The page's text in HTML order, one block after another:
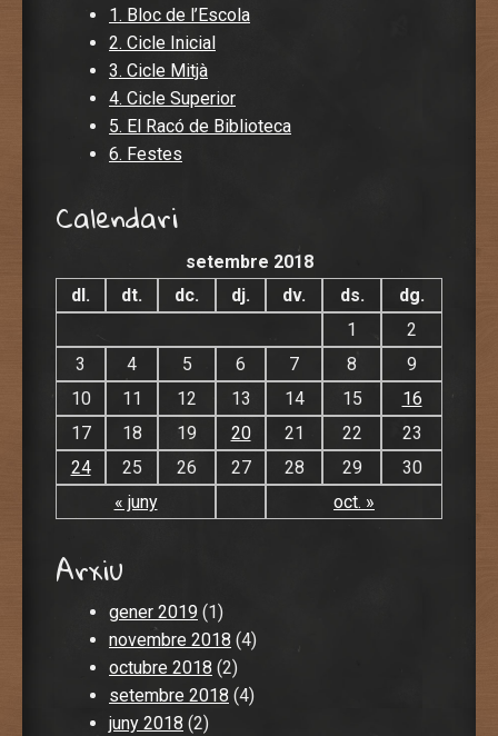
1. Bloc de l’Escola
2. Cicle Inicial
3. Cicle Mitjà
4. Cicle Superior
5. El Racó de Biblioteca
6. Festes
Calendari
setembre 2018
dl.
dt. dc. dj. dv. ds. dg.
« juny oct. »
1
2
3
4 5 6 7 8
9
10
11 12 13 14 15
16
17
18 19 20 21 22
23
24
25 26 27 28 29 30
Arxiu
gener 2019 (1)
novembre 2018 (4)
octubre 2018 (2)
setembre 2018 (4)
juny 2018 (2)